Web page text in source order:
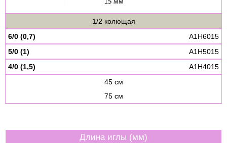
1/2 колющая
6/0 (0,7)
A1H6015
5/0 (1)
A1H5015
4/0 (1,5)
A1H4015
45 см
75 см
Длина иглы (мм)